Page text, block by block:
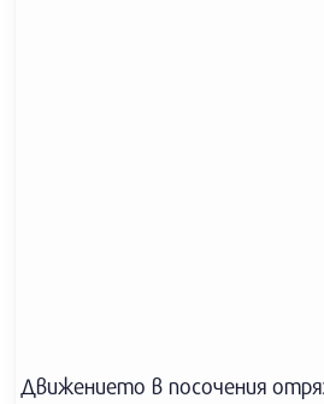
Движението в посочения